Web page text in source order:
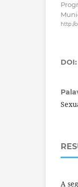
http://
DOI:
A